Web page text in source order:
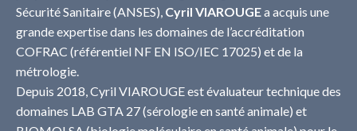
Sécurité Sanitaire (ANSES), Cyril VIAROUGEa acquis une
grande expertise dans les domaines de l’accréditation
COFRAC (référentiel NF EN ISO/IEC 17025) et de la
métrologie.
Depuis 2018, Cyril VIAROUGE est évaluateur technique des
domaines LAB GTA 27 (sérologie en santé animale) et